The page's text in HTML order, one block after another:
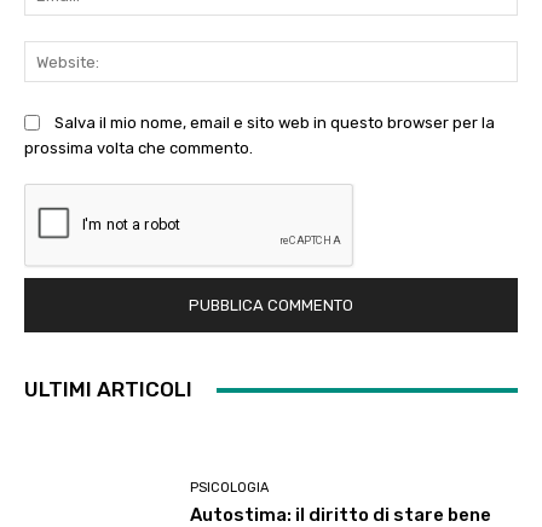
Salva il mio nome, email e sito web in questo browser per la
prossima volta che commento.
ULTIMI ARTICOLI
PSICOLOGIA
Autostima: il diritto di stare bene